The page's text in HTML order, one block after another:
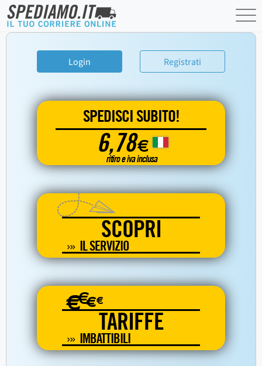
Login Registrati
SPEDISCI SUBITO!
6,78€
ritiro e iva inclusa
SCOPRI
IL SERVIZIO
€€€€
TARIFFE
IMBATTIBILI